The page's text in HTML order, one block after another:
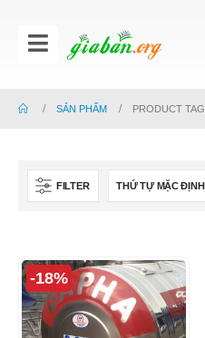
SẢN PHẨM PRODUCT
FILTER
-18%